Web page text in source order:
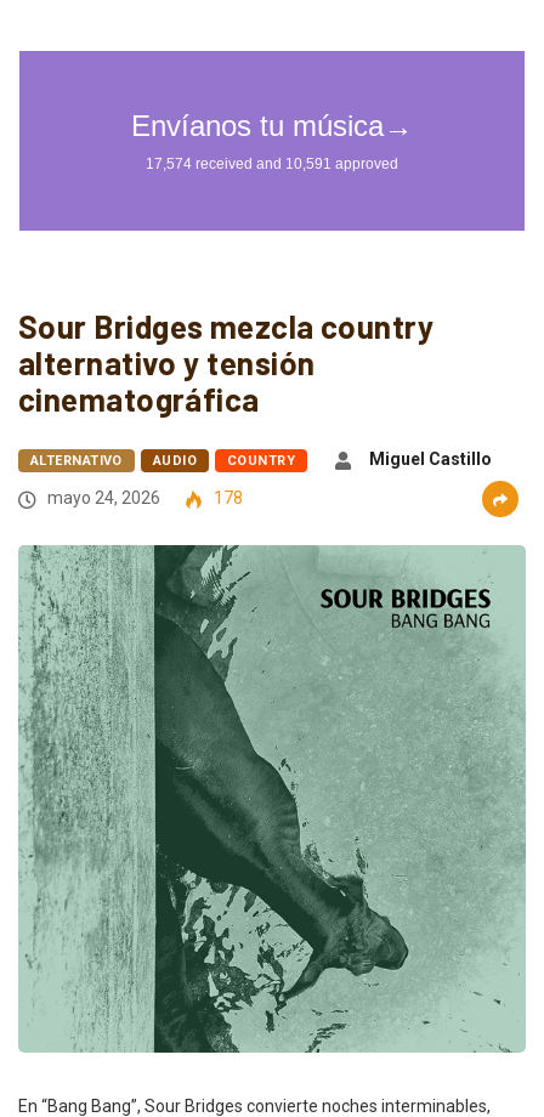
Sour Bridges mezcla country
alternativo y tensión
cinematográfica
ALTERNATIVO AUDIO COUNTRY
Miguel Castillo
mayo 24, 2026
178
En “Bang Bang”, Sour Bridges convierte noches interminables,